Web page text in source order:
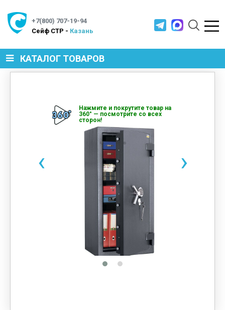
+7(800) 707-19-94
Cейф СТР - Казань
КАТАЛОГ ТОВАРОВ
МЕТАЛЛИЧЕСКАЯ МЕБЕЛЬ
МЕТАЛЛИЧЕСКИЕ СТЕЛЛАЖИ
ПРОИЗВОДСТВЕННАЯ МЕБЕЛЬ
МЕДИЦИНСКАЯ МЕБЕЛЬ
СИСТЕМЫ ХРАНЕНИЯ
Нажмите и покрутите товар на
360° — посмотрите со всех
сторон!
‹ ›